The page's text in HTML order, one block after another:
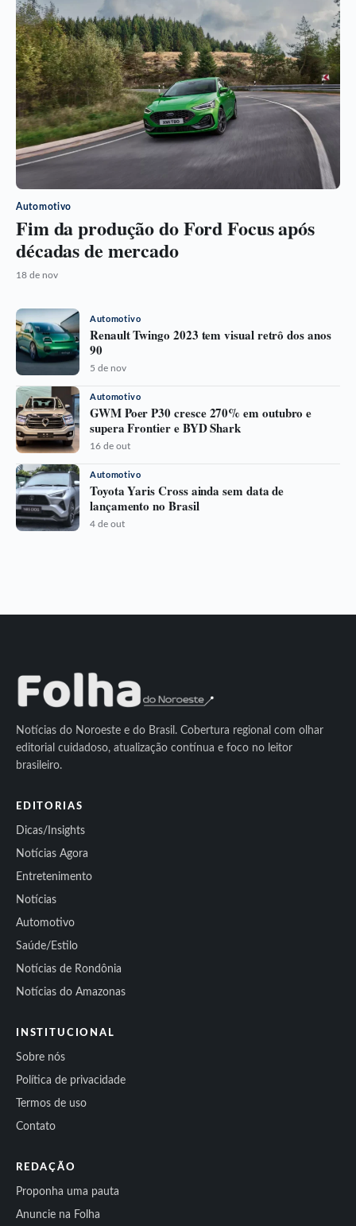
Automotivo
Fim da produção do Ford Focus após
décadas de mercado
18 de nov
Automotivo
Renault Twingo 2023 tem visual retrô dos anos
90
5 de nov
Automotivo
GWM Poer P30 cresce 270% em outubro e
supera Frontier e BYD Shark
16 de out
Automotivo
Toyota Yaris Cross ainda sem data de
lançamento no Brasil
4 de out
Notícias do Noroeste e do Brasil. Cobertura regional com olhar
editorial cuidadoso, atualização contínua e foco no leitor
brasileiro.
EDITORIAS
Dicas/Insights
Notícias Agora
Entretenimento
Notícias
Automotivo
Saúde/Estilo
Notícias de Rondônia
Notícias do Amazonas
INSTITUCIONAL
Sobre nós
Política de privacidade
Termos de uso
Contato
REDAÇÃO
Proponha uma pauta
Anuncie na Folha